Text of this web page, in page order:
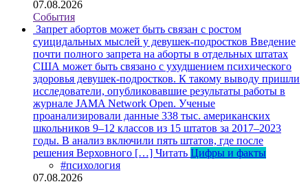
07.08.2026
События
Запрет абортов может быть связан с ростом
суицидальных мыслей у девушек-подростков Введение
почти полного запрета на аборты в отдельных штатах
США может быть связано с ухудшением психического
здоровья девушек-подростков. К такому выводу пришли
исследователи, опубликовавшие результаты работы в
журнале JAMA Network Open. Ученые
проанализировали данные 338 тыс. американских
школьников 9–12 классов из 15 штатов за 2017–2023
годы. В анализ включили пять штатов, где после
решения Верховного […] Читать Цифры и факты
#психология
07.08.2026